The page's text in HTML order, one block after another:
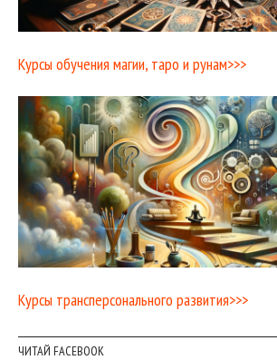
Курсы обучения магии, таро и рунам>>>
Курсы трансперсонального развития>>>
ЧИТАЙ FACEBOOK